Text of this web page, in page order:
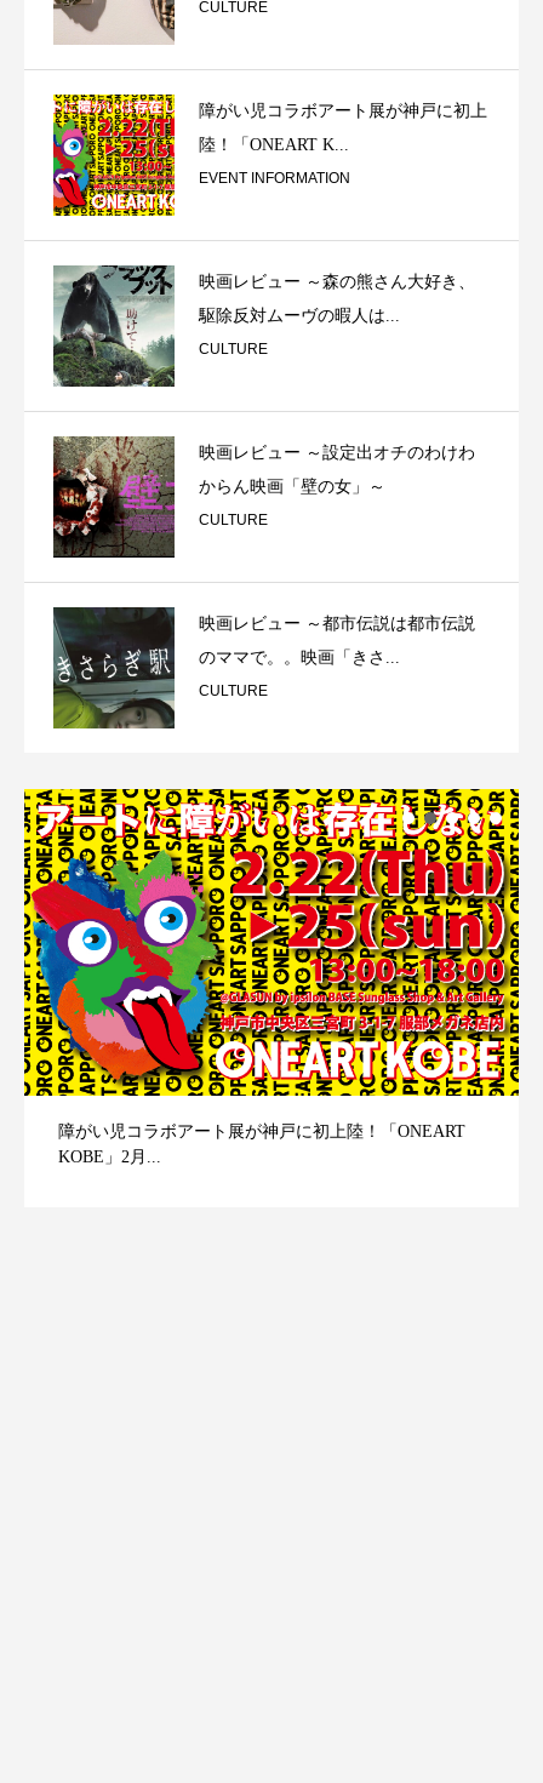
CULTURE
障がい児コラボアート展が神戸に初上
陸！「ONEART K...
EVENT INFORMATION
映画レビュー ～森の熊さん大好き、
駆除反対ムーヴの暇人は...
CULTURE
映画レビュー ～設定出オチのわけわ
からん映画「壁の女」～
CULTURE
映画レビュー ～都市伝説は都市伝説
のママで。。映画「きさ...
CULTURE
障がい児コラボアート展が神戸に初上陸！「ONEART
KOBE」2月...